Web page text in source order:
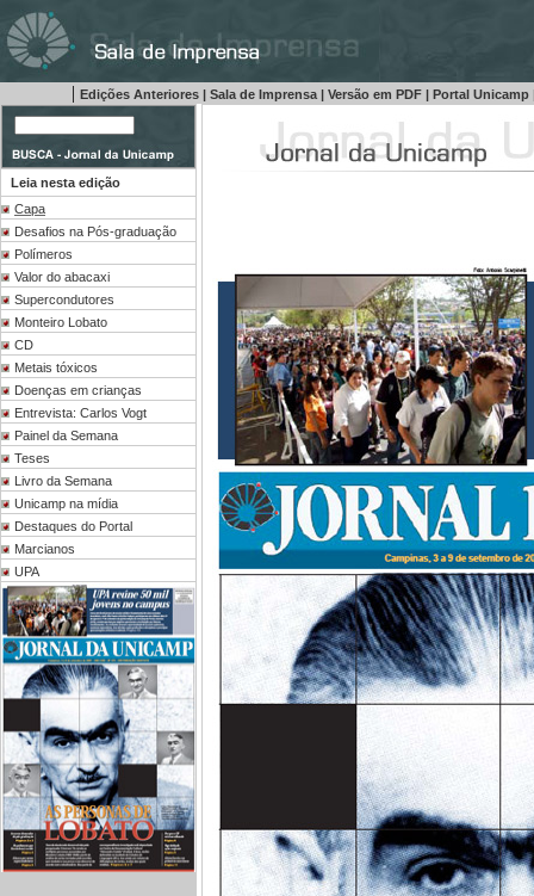
| Edições Anteriores| Sala de Imprensa| Versão em PDF | Portal Unicamp
Leia nesta edição
Capa
Desafios na Pós-graduação
Polímeros
Valor do abacaxi
Supercondutores
Monteiro Lobato
CD
Metais tóxicos
Doenças em crianças
Entrevista: Carlos Vogt
Painel da Semana
Teses
Livro da Semana
Unicamp na mídia
Destaques do Portal
Marcianos
UPA